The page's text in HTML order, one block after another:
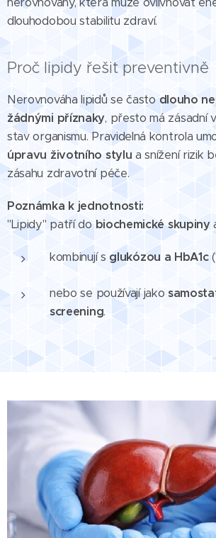
dlouhodobou stabilitu zdraví.
Proč lipidy řešit preventivně
Nerovnováha lipidů se častodlouho
žádnými příznaky, přesto má zásadní
stav organismu. Pravidelná kontrola
úpravu životního stylu a snížení rizik
zásahu zdravotní péče.
Poznámka k jednotnosti:
"Lipidy" patří dobiochemické skupiny
kombinují s glukózou a HbA1c
nebo se používají jako
screening.